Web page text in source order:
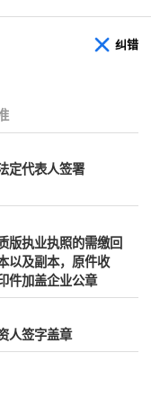
纠错
定代表人签署
版执业执照的需缴回
以及副本，原件收
件加盖企业公章
人签字盖章